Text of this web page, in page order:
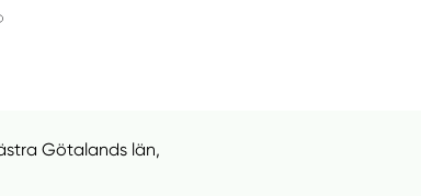
Götalands län,